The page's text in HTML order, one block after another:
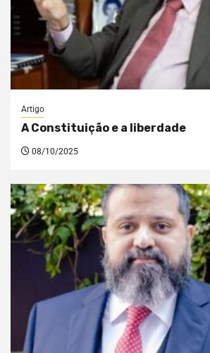
Artigo
A Constituição e a liberdade
08/10/2025